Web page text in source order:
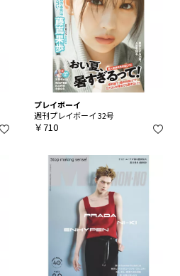
プレイボーイ
週刊プレイボーイ 32号
￥710